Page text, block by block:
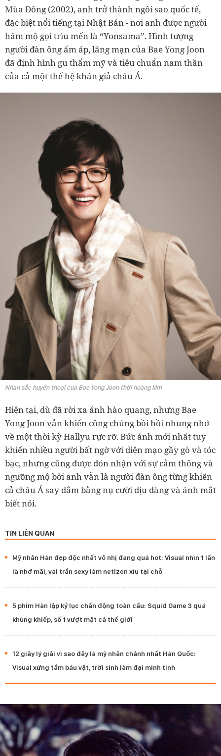
Mùa Đông (2002), anh trở thành ngôi sao quốc tế,
đặc biệt nổi tiếng tại Nhật Bản - nơi anh được người
hâm mộ gọi trìu mến là “Yonsama”. Hình tượng
người đàn ông ấm áp, lãng mạn của Bae Yong Joon
đã định hình gu thẩm mỹ và tiêu chuẩn nam thần
của cả một thế hệ khán giả châu Á.
Nhan sắc huyền thoại của Bae Yong Joon thời hoàng kim
Hiện tại, dù đã rời xa ánh hào quang, nhưng Bae
Yong Joon vẫn khiến công chúng bồi hồi nhung nhớ
về một thời kỳ Hallyu rực rỡ. Bức ảnh mới nhất tuy
khiến nhiều người bất ngờ với diện mạo gầy gò và tóc
bạc, nhưng cũng được đón nhận với sự cảm thông và
ngưỡng mộ bởi anh vẫn là người đàn ông từng khiến
cả châu Á say đắm bằng nụ cười dịu dàng và ánh mắt
biết nói.
TIN LIÊN QUAN
Mỹ nhân Hàn đẹp độc nhất vô nhị đang quá hot: Visual nhìn 1 lần
là nhớ mãi, vai trần sexy làm netizen xỉu tại chỗ
5 phim Hàn lập kỷ lục chấn động toàn cầu: Squid Game 3 quá
khủng khiếp, số 1 vượt mặt cả thế giới
12 giây lý giải vì sao đây là mỹ nhân chảnh nhất Hàn Quốc:
Visual xứng tầm báu vật, trời sinh làm đại minh tinh